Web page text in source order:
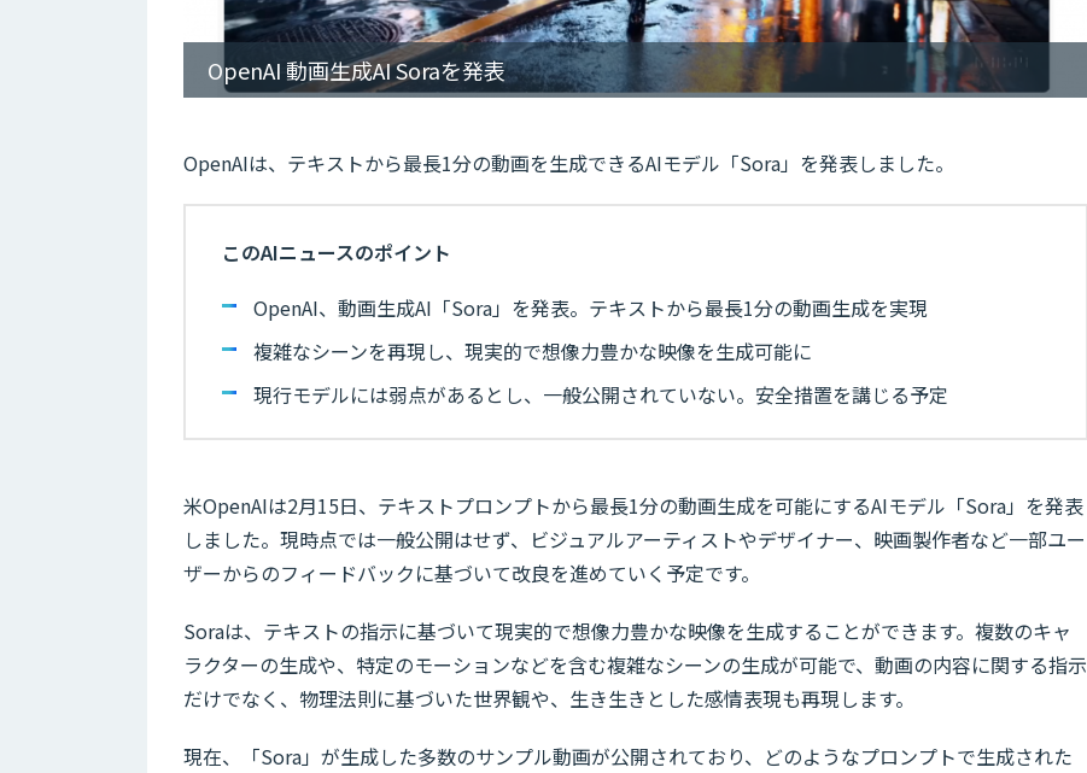
OpenAI 動画生成AI Soraを発表
OpenAIは、テキストから最長1分の動画を生成できるAIモデル「Sora」を発表しました。
このAIニュースのポイント
OpenAI、動画生成AI「Sora」を発表。テキストから最長1分の動画生成を実現
複雑なシーンを再現し、現実的で想像力豊かな映像を生成可能に
現行モデルには弱点があるとし、一般公開されていない。安全措置を講じる予定
米OpenAIは2月15日、テキストプロンプトから最長1分の動画生成を可能にするAIモデル「Sora」を発表
しました。現時点では一般公開はせず、ビジュアルアーティストやデザイナー、映画製作者など一部ユー
ザーからのフィードバックに基づいて改良を進めていく予定です。
Soraは、テキストの指示に基づいて現実的で想像力豊かな映像を生成することができます。複数のキャ
ラクターの生成や、特定のモーションなどを含む複雑なシーンの生成が可能で、動画の内容に関する指示
だけでなく、物理法則に基づいた世界観や、生き生きとした感情表現も再現します。
現在、「Sora」が生成した多数のサンプル動画が公開されており、どのようなプロンプトで生成された